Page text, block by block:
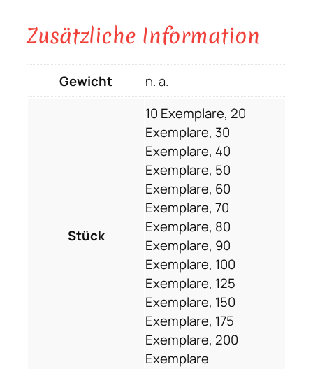
Zusätzliche Information
Gewicht n. a.
Stück
10 Exemplare, 20
Exemplare, 30
Exemplare, 40
Exemplare, 50
Exemplare, 60
Exemplare, 70
Exemplare, 80
Exemplare, 90
Exemplare, 100
Exemplare, 125
Exemplare, 150
Exemplare, 175
Exemplare, 200
Exemplare